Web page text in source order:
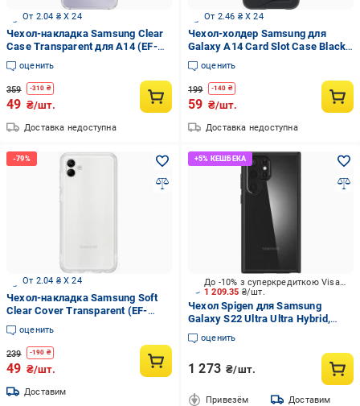
От 2.04 ₴ X 24
Чехол-накладка Samsung Clear
Case Transparent для A14 (EF-
QA146CTEGRU)
оценить
359 -310 ₴
49 ₴/шт.
Доставка недоступна
От 2.46 ₴ X 24
Чехол-холдер Samsung для
Galaxy A14 Card Slot Case Black
(EF-OA146TBEGRU)
оценить
199 -140 ₴
59 ₴/шт.
Доставка недоступна
От 2.04 ₴ X 24
Чехол-накладка Samsung Soft
Clear Cover Transparent (EF-
QA045TTEGRU) для A04
оценить
239 -190 ₴
49 ₴/шт.
Доставим
1 209.35 ₴/шт.
До -10% з суперкредиткою Visa Вигода
Чехол Spigen для Samsung
Galaxy S22 Ultra Ultra Hybrid,
Matte Black
оценить
1 273 ₴/шт.
Привезём Доставим